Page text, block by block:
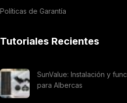
Políticas de Garantía
Tutoriales Recientes
SunValue: Instalación y
para Albercas